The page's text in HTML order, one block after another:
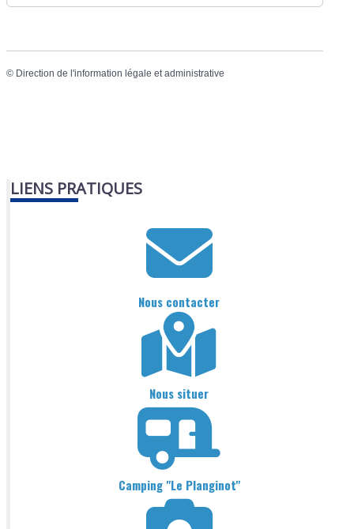
© Direction de l'information légale et administrative
LIENS PRATIQUES
Nous contacter
Nous situer
Camping "Le Planginot"